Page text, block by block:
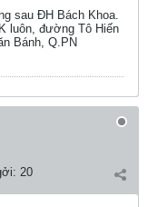
sau ĐH Bách Khoa.
luôn, đường Tô Hiến
Bánh, Q.PN
20